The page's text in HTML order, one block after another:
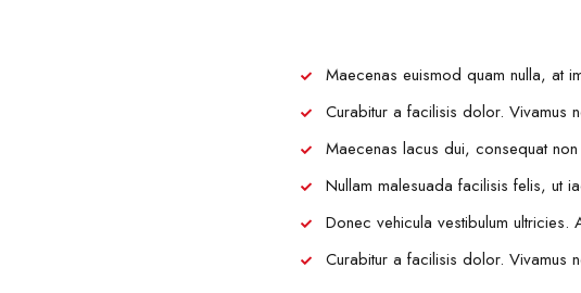
Maecenas euismod quam nulla, at
Curabitur a facilisis dolor. Vivamus
Maecenas lacus dui, consequat
Nullam malesuada facilisis felis, ut
Donec vehicula vestibulum ultricies.
Curabitur a facilisis dolor. Vivamus